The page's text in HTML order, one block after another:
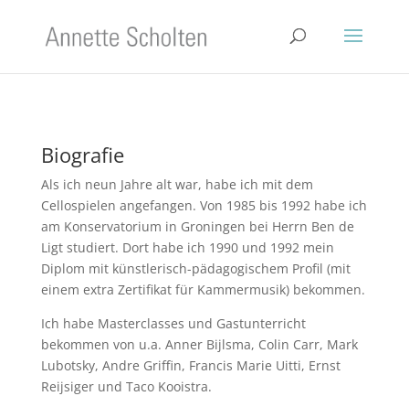
Biografie
Als ich neun Jahre alt war, habe ich mit dem
Cellospielen angefangen. Von 1985 bis 1992 habe ich
am Konservatorium in Groningen bei Herrn Ben de
Ligt studiert. Dort habe ich 1990 und 1992 mein
Diplom mit künstlerisch-pädagogischem Profil (mit
einem extra Zertifikat für Kammermusik) bekommen.
Ich habe Masterclasses und Gastunterricht
bekommen von u.a. Anner Bijlsma, Colin Carr, Mark
Lubotsky, Andre Griffin, Francis Marie Uitti, Ernst
Reijsiger und Taco Kooistra.